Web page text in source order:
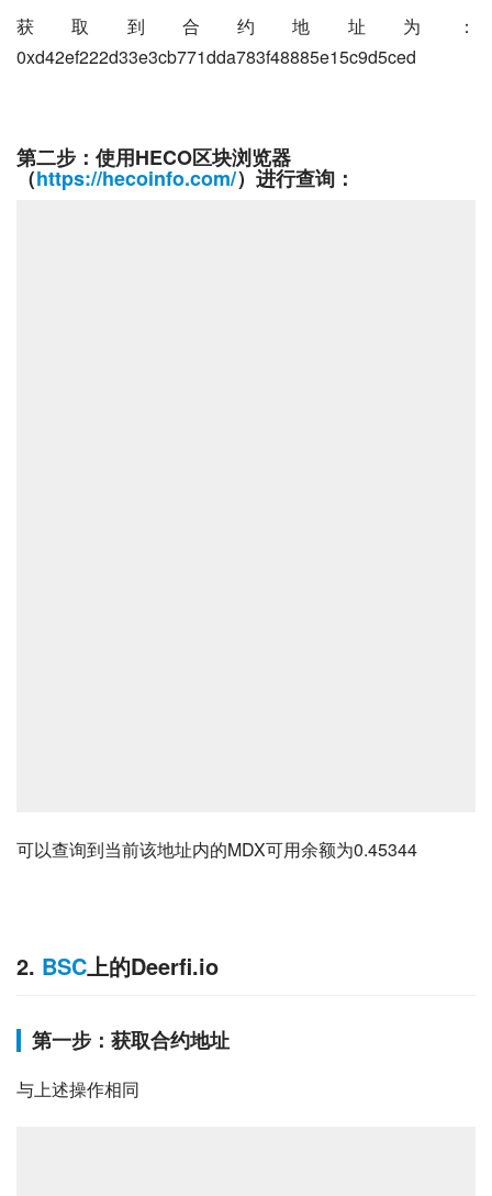
获取到合约地址为：
0xd42ef222d33e3cb771dda783f48885e15c9d5ced
第二步：使用HECO区块浏览器
（https://hecoinfo.com/）进行查询：
可以查询到当前该地址内的MDX可用余额为0.45344
2. BSC上的Deerfi.io
第一步： 获取合约地址
与上述操作相同